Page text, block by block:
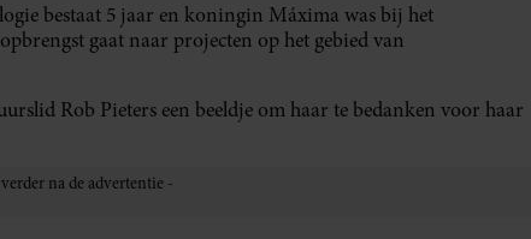
bestaat 5 jaar en koningin Máxima was bij het
gaat naar projecten op het gebied van
Rob Pieters een beeldje om haar te bedanken voor haar